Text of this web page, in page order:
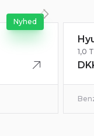
Nyhed
1,0